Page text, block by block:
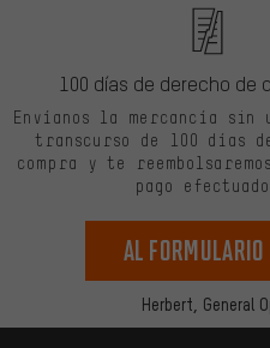
Herbert, General
100 días de derecho de
Envíanos la mercancía
transcurso de 100 días
compra y te
pago efectuado.
Al formulario